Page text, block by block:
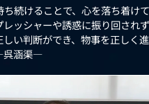
ち続けることで、心を落ち着け
レッシャーや誘惑に振り回され
い判断ができ、物事を正しく
呉涵渠―